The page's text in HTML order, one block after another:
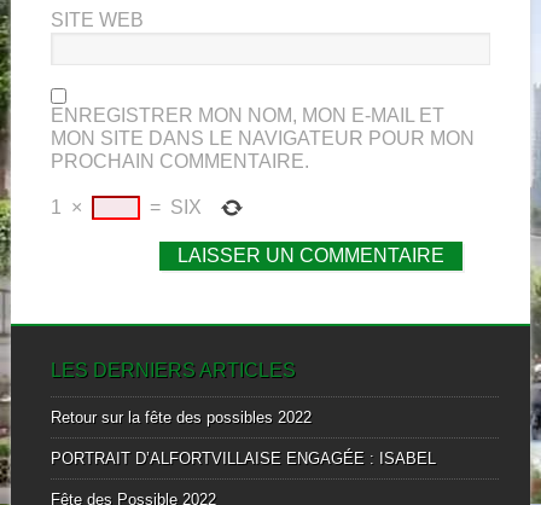
SITE WEB
ENREGISTRER MON NOM, MON E-MAIL ET
MON SITE DANS LE NAVIGATEUR POUR MON
PROCHAIN COMMENTAIRE.
1 × = SIX
LES DERNIERS ARTICLES
Retour sur la fête des possibles 2022
PORTRAIT D’ALFORTVILLAISE ENGAGÉE : ISABEL
Fête des Possible 2022